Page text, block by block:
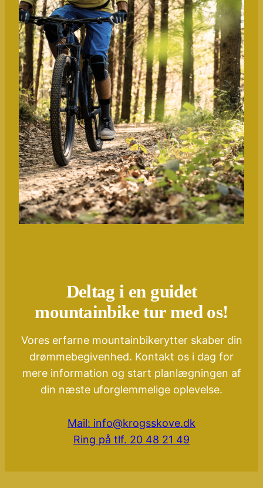
Deltag i en guidet
mountainbike tur med os!
Vores erfarne mountainbikerytter skaber din
drømmebegivenhed. Kontakt os i dag for
mere information og start planlægningen af
din næste uforglemmelige oplevelse.
Mail: info@krogsskove.dk
Ring på tlf. 20 48 21 49